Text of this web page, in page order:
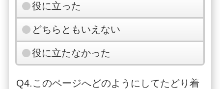
役に立った
どちらともいえない
役に立たなかった
Q4.このページへどのようにしてたどり着